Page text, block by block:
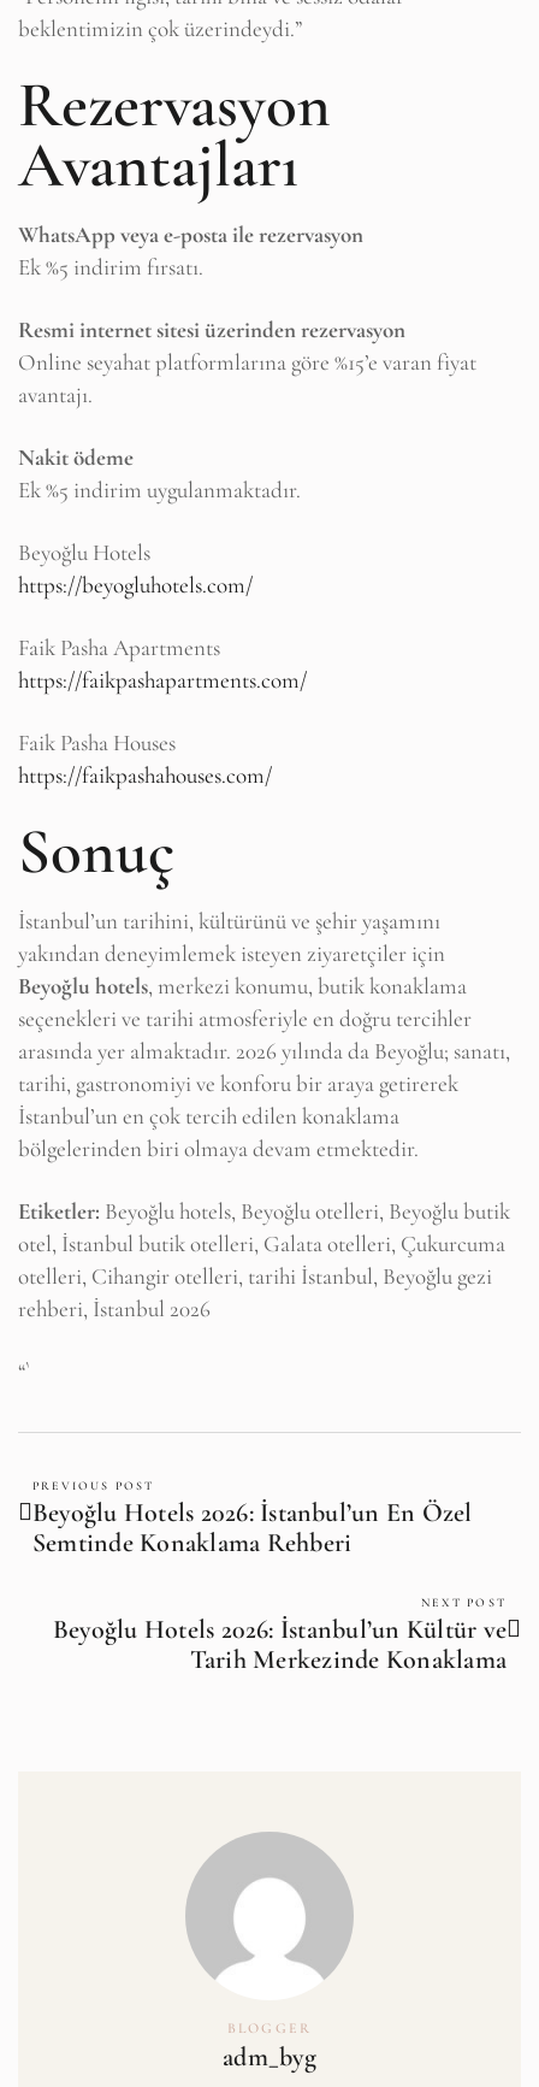
beklentimizin çok üzerindeydi.”
Rezervasyon
Avantajları
WhatsApp veya e-posta ile rezervasyon
Ek %5 indirim fırsatı.
Resmi internet sitesi üzerinden rezervasyon
Online seyahat platformlarına göre %15’e varan fiyat
avantajı.
Nakit ödeme
Ek %5 indirim uygulanmaktadır.
Beyoğlu Hotels
https://beyogluhotels.com/
Faik Pasha Apartments
https://faikpashapartments.com/
Faik Pasha Houses
https://faikpashahouses.com/
Sonuç
İstanbul’un tarihini, kültürünü ve şehir yaşamını
yakından deneyimlemek isteyen ziyaretçiler için
Beyoğlu hotels, merkezi konumu, butik konaklama
seçenekleri ve tarihi atmosferiyle en doğru tercihler
arasında yer almaktadır. 2026 yılında da Beyoğlu; sanatı,
tarihi, gastronomiyi ve konforu bir araya getirerek
İstanbul’un en çok tercih edilen konaklama
bölgelerinden biri olmaya devam etmektedir.
Etiketler: Beyoğlu hotels, Beyoğlu otelleri, Beyoğlu butik
otel, İstanbul butik otelleri, Galata otelleri, Çukurcuma
otelleri, Cihangir otelleri, tarihi İstanbul, Beyoğlu gezi
rehberi, İstanbul 2026
“`
PREVIOUS POST
Beyoğlu Hotels 2026: İstanbul’un En Özel
Semtinde Konaklama Rehberi
NEXT POST
Beyoğlu Hotels 2026: İstanbul’un Kültür ve
Tarih Merkezinde Konaklama
BLOGGER
adm_byg